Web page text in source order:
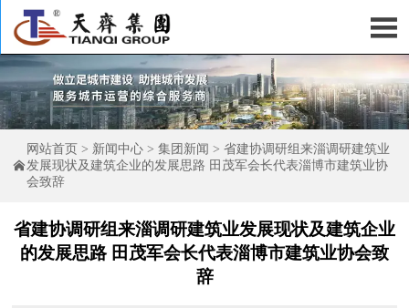


网站首页 > 新闻中心 > 集团新闻 > 省建协调研组来淄调研建筑业
发展现状及建筑企业的发展思路 田茂军会长代表淄博市建筑业协
会致辞
省建协调研组来淄调研建筑业发展现状及建筑企业
的发展思路 田茂军会长代表淄博市建筑业协会致
辞